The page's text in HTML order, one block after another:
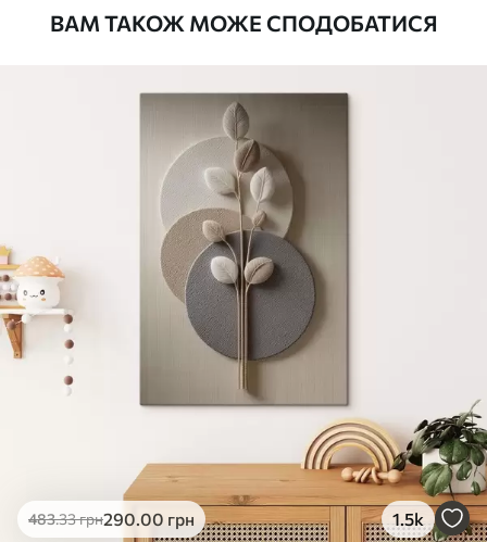
Яскраві, насичені кольори
Стійкість до вицвітання
Безпечне чорнило без запаху
Поверхня з текстурою полотна
Екологічний матеріал
Преміум
Від363
Яскраві, насичені кольори
Стійкість до вицвітання
Безпечне чорнило без запаху
Поверхня з текстурою полотна
Еко-Преміум
.00грн
ВАМ ТАКОЖ МОЖЕ СПОДОБАТИСЯ
483.33грн290.00 грн 1.5k